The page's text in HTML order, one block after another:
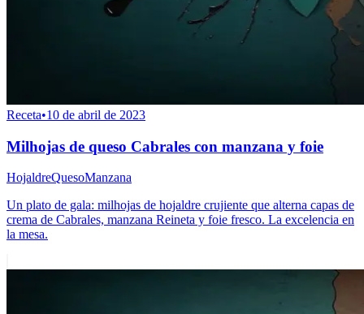
Receta•10 de abril de 2023
Milhojas de queso Cabrales con manzana y foie
HojaldreQuesoManzana
Un plato de gala: milhojas de hojaldre crujiente que alterna capas de
crema de Cabrales, manzana Reineta y foie fresco. La excelencia en
la mesa.